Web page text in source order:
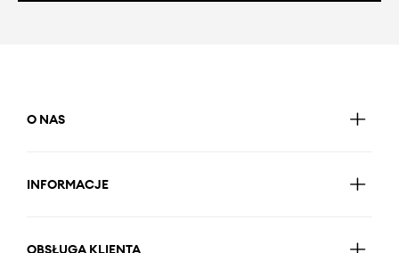
O NAS
INFORMACJE
OBSŁUGA KLIENTA